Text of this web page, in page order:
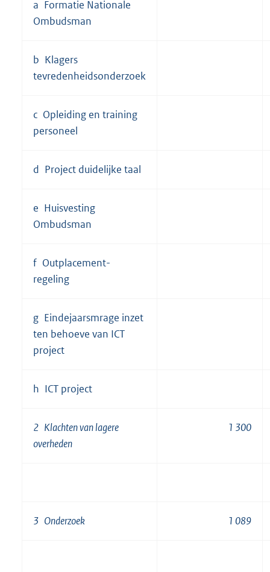
a Formatie Nationale
Ombudsman
b Klagers
tevredenheidsonderzoek
c Opleiding en training
personeel
d Project duidelijke taal
e Huisvesting
Ombudsman
f Outplacement-
regeling
g Eindejaarsmrage inzet
ten behoeve van ICT
project
h ICT project
2 Klachten van lagere
overheden
1 300
3 Onderzoek 1 089